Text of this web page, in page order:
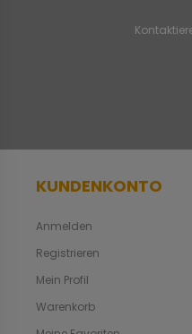
KUNDENKONTO
Anmelden
Registrieren
Mein Profil
Warenkorb